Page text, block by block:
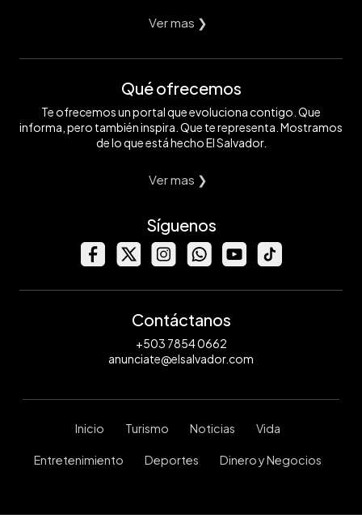
Ver mas ❯
Qué ofrecemos
Te ofrecemos un portal que evoluciona contigo. Que
informa, pero también inspira. Que te representa. Mostramos
de lo que está hecho El Salvador.
Ver mas ❯
Síguenos
Contáctanos
+503 7854 0662
anunciate@elsalvador.com
Inicio Turismo Noticias Vida
Entretenimiento Deportes Dinero y Negocios